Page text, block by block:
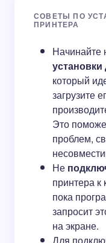
СОВЕТЫ ПО
ПРИНТЕРА
Начинайте
который
загрузите
Это
проблем,
Не
принтера
пока
запросит
на экране.